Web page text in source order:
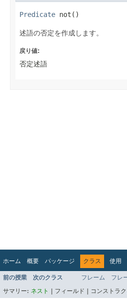
Predicate not()
述語の否定を作成します。
戻り値:
否定述語
ホーム 概要 パッケージ クラス 使用
前の授業 次のクラス フレーム フレ
サマリー: ネスト フィールド | コンストラ